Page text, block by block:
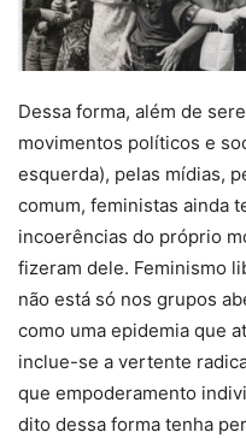
Dessa forma, além de
movimentos políticos e
esquerda), pelas mídias,
comum, feministas ainda
incoerências do próprio
fizeram dele. Feminismo
não está só nos grupos
como uma epidemia que
inclue-se a vertente
que empoderamento
dito dessa forma tenha